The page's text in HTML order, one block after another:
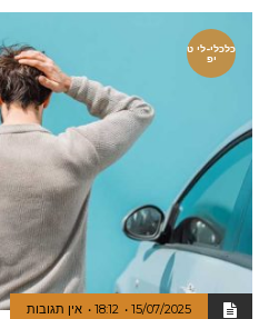
כלכלי-לי ט
יפ
15/07/2025
18:12 אין תגובות